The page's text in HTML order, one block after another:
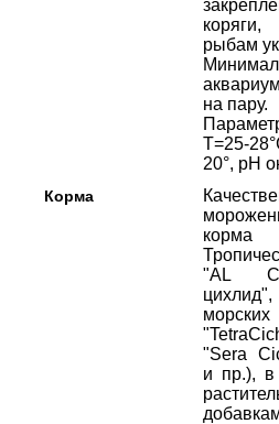
рыбам
на пару.
Т=25-
20°, рН
Корма
"AL
"Sera
и пр.), в